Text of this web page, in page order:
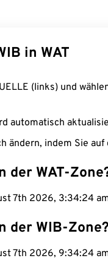
in WAT
(links) und
automatisch
ändern, indem Sie
der WAT-
7th 2026, 3:34:25
der WIB-Zone?
7th 2026, 9:34:25